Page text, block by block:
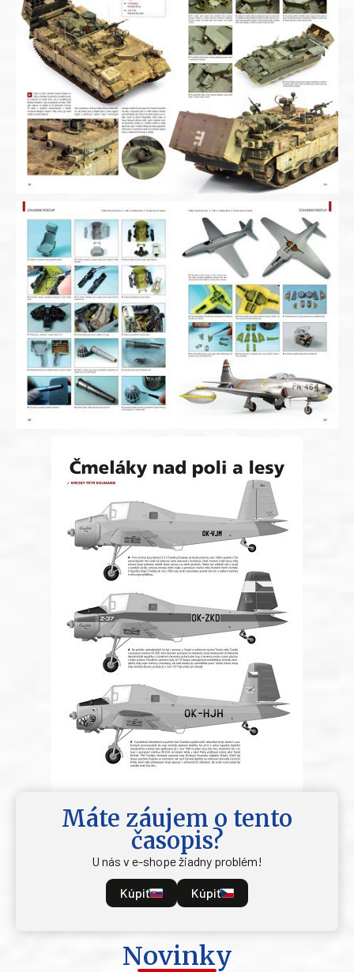
Máte záujem o tento
časopis?
U nás v e-shope žiadny problém!
Kúpiť Kúpiť
Novinky